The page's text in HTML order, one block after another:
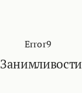
Error9
Занимливости